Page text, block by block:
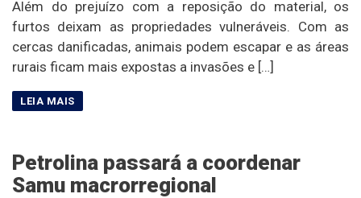
Além do prejuízo com a reposição do material, os
furtos deixam as propriedades vulneráveis. Com as
cercas danificadas, animais podem escapar e as áreas
rurais ficam mais expostas a invasões e […]
Petrolina passará a coordenar
Samu macrorregional